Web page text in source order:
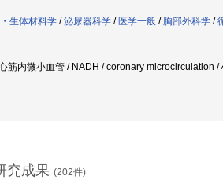
生体材料学 /泌尿器科学 / 医学一般 / 胸部外科学 /
筋内微小血管 / NADH / coronary microcirculation
究成果 (202件)